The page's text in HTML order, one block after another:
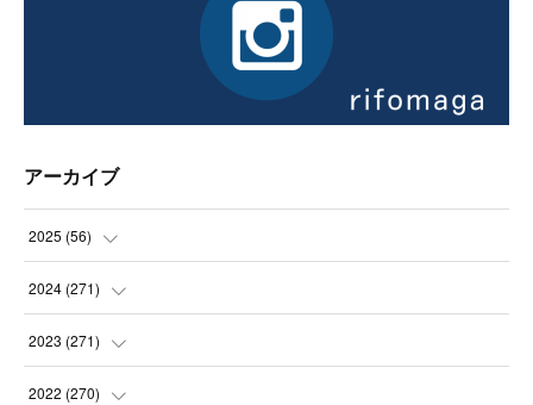
アーカイブ
2025 (56)
(14
(21
(21
2024 (271)
(21
(22
2023 (271)
(22
2022 (270)